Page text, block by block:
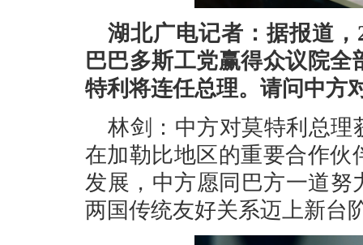
湖北广电记者：据报道
巴巴多斯工党赢得众议院
特利将连任总理。请问中方
林剑：中方对莫特利总理
在加勒比地区的重要合作伙
发展，中方愿同巴方一道
两国传统友好关系迈上新台